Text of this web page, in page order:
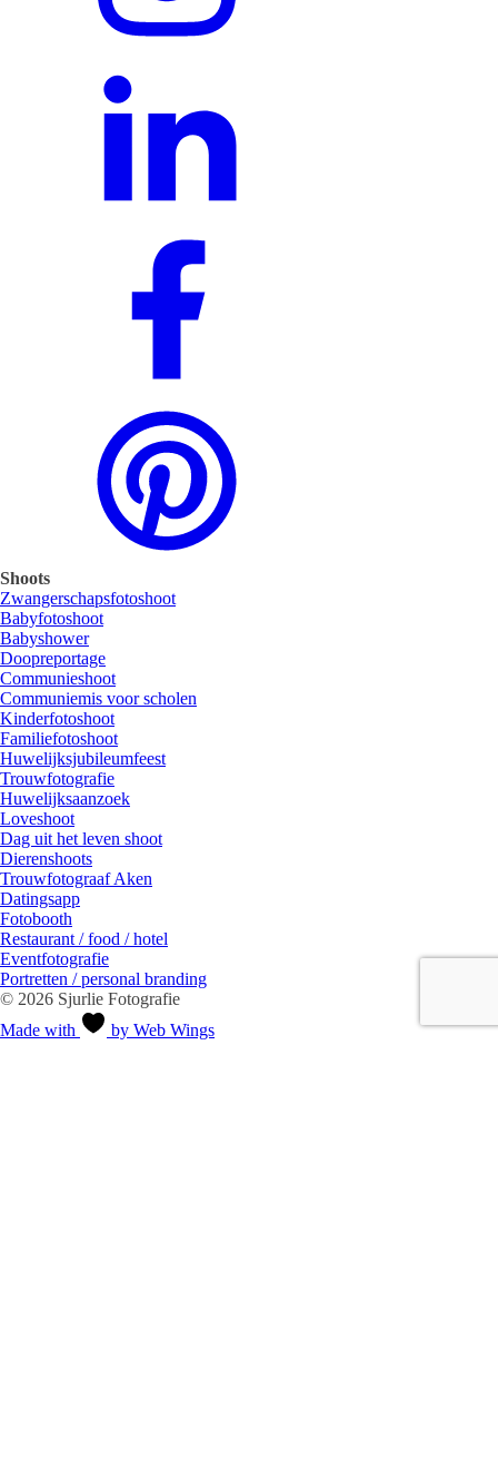
Shoots
Zwangerschapsfotoshoot
Babyfotoshoot
Babyshower
Doopreportage
Communieshoot
Communiemis voor scholen
Kinderfotoshoot
Familiefotoshoot
Huwelijksjubileumfeest
Trouwfotografie
Huwelijksaanzoek
Loveshoot
Dag uit het leven shoot
Dierenshoots
Trouwfotograaf Aken
Datingsapp
Fotobooth
Restaurant / food / hotel
Eventfotografie
Portretten / personal branding
© 2026 Sjurlie Fotografie
Made with
by Web Wings